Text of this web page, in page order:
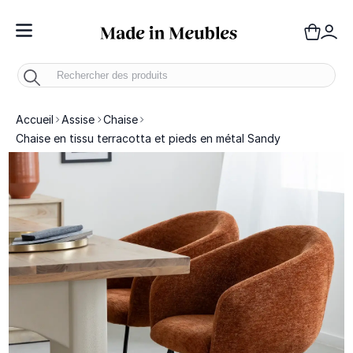
Toggle Nav
Accueil Assise
Chaise
Chaise en tissu terracotta et pieds en métal Sandy